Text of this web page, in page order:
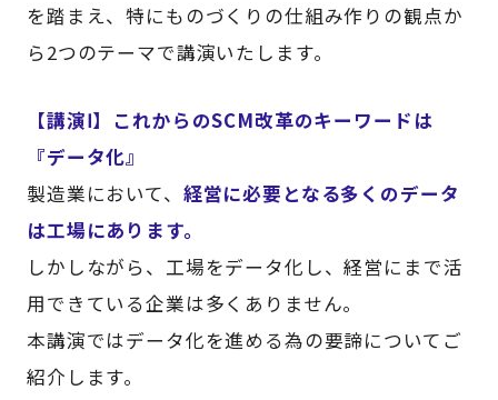
を踏まえ、特にものづくりの仕組み作りの観点か
ら2つのテーマで講演いたします。
【講演Ⅰ】これからのSCM改革のキーワードは
『データ化』
製造業において、 経営に必要となる多くのデータ
は工場にあります。
しかしながら、工場をデータ化し、経営にまで活
用できている企業は多くありません。
本講演ではデータ化を進める為の要諦についてご
紹介します。